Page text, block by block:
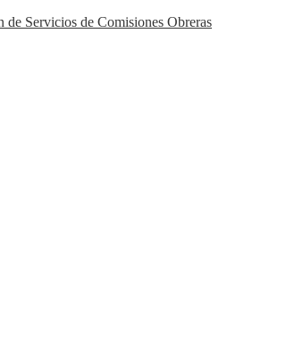
Servicios de Comisiones Obreras